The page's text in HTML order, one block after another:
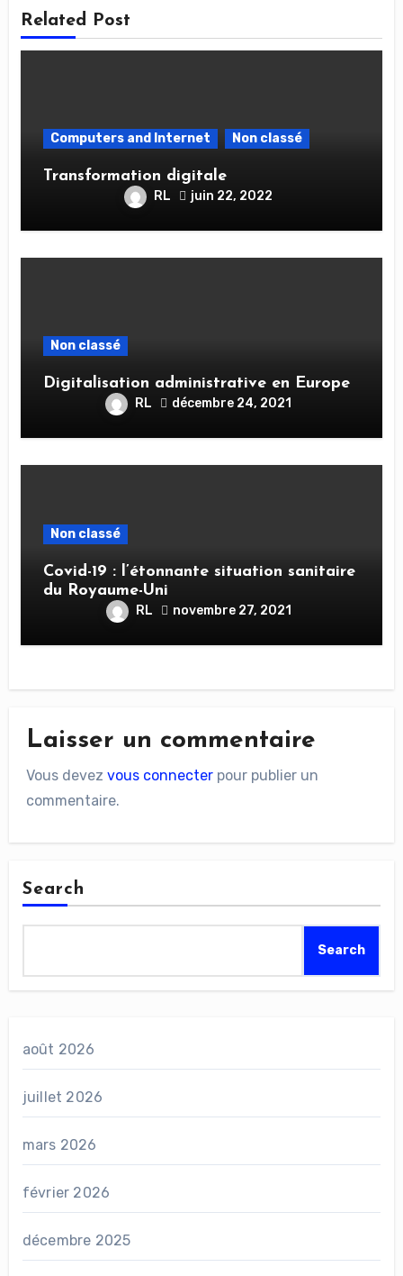
Related Post
Computers and Internet Non classé
Transformation digitale
RL juin 22, 2022
Non classé
Digitalisation administrative en Europe
RL décembre 24, 2021
Non classé
Covid-19 : l’étonnante situation sanitaire
du Royaume-Uni
RL novembre 27, 2021
Laisser un commentaire
Vous devezvous connecter pour publier un
commentaire.
Search
Search
août 2026
juillet 2026
mars 2026
février 2026
décembre 2025